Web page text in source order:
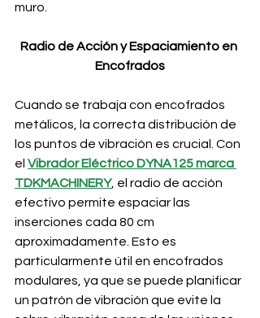
muro.
Radio de Acción y Espaciamiento en
Encofrados
Cuando se trabaja con encofrados
metálicos, la correcta distribución de
los puntos de vibración es crucial. Con
el Vibrador Eléctrico DYNA125 marca
TDKMACHINERY, el radio de acción
efectivo permite espaciar las
inserciones cada 80 cm
aproximadamente. Esto es
particularmente útil en encofrados
modulares, ya que se puede planificar
un patrón de vibración que evite la